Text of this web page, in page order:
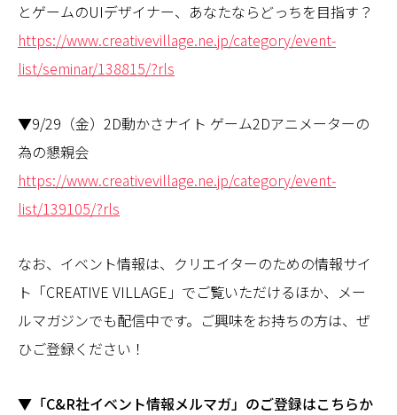
とゲームのUIデザイナー、あなたならどっちを目指す？
https://www.creativevillage.ne.jp/category/event-
list/seminar/138815/?rls
▼9/29（金）2D動かさナイト ゲーム2Dアニメーターの
為の懇親会
https://www.creativevillage.ne.jp/category/event-
list/139105/?rls
なお、イベント情報は、クリエイターのための情報サイ
ト「CREATIVE VILLAGE」でご覧いただけるほか、メー
ルマガジンでも配信中です。ご興味をお持ちの方は、ぜ
ひご登録ください！
▼「C&R社イベント情報メルマガ」のご登録はこちらか